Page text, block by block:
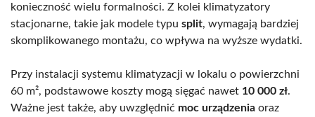
konieczność wielu formalności. Z kolei klimatyzatory
stacjonarne, takie jak modele typu split, wymagają bardziej
skomplikowanego montażu, co wpływa na wyższe wydatki.
Przy instalacji systemu klimatyzacji w lokalu o powierzchni
60 m², podstawowe koszty mogą sięgać nawet 10 000 zł.
Ważne jest także, aby uwzględnić moc urządzenia oraz